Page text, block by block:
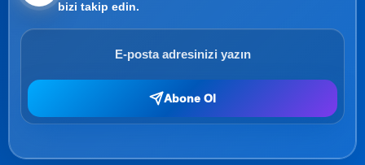
bizi takip edin.
Abone Ol